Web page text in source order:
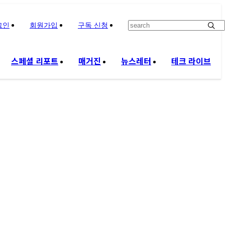
인 회원가입 구독 신청
스페셜 리포트 매거진 뉴스레터 테크 라이브